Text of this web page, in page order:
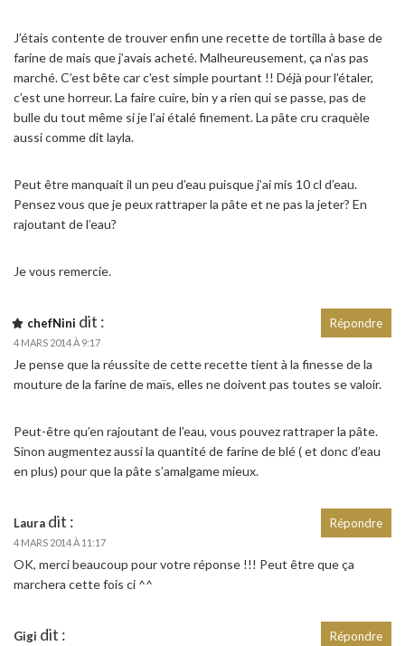
J’étais contente de trouver enfin une recette de tortilla à base de
farine de mais que j’avais acheté. Malheureusement, ça n’as pas
marché. C’est bête car c’est simple pourtant !! Déjà pour l’étaler,
c’est une horreur. La faire cuire, bin y a rien qui se passe, pas de
bulle du tout même si je l’ai étalé finement. La pâte cru craquèle
aussi comme dit layla.
Peut être manquait il un peu d’eau puisque j’ai mis 10 cl d’eau.
Pensez vous que je peux rattraper la pâte et ne pas la jeter? En
rajoutant de l’eau?
Je vous remercie.
chefNini dit :
4 MARS 2014 À 9:17
Je pense que la réussite de cette recette tient à la finesse de la
mouture de la farine de maïs, elles ne doivent pas toutes se valoir.
Peut-être qu’en rajoutant de l’eau, vous pouvez rattraper la pâte.
Sinon augmentez aussi la quantité de farine de blé ( et donc d’eau
en plus) pour que la pâte s’amalgame mieux.
Répondre
Laura dit :
4 MARS 2014 À 11:17
OK, merci beaucoup pour votre réponse !!! Peut être que ça
marchera cette fois ci ^^
Répondre
Gigi dit : Répondre